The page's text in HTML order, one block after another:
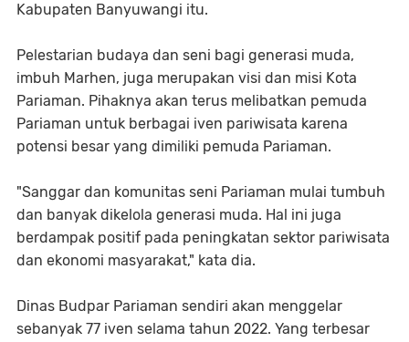
Kabupaten Banyuwangi itu.
Pelestarian budaya dan seni bagi generasi muda,
imbuh Marhen, juga merupakan visi dan misi Kota
Pariaman. Pihaknya akan terus melibatkan pemuda
Pariaman untuk berbagai iven pariwisata karena
potensi besar yang dimiliki pemuda Pariaman.
"Sanggar dan komunitas seni Pariaman mulai tumbuh
dan banyak dikelola generasi muda. Hal ini juga
berdampak positif pada peningkatan sektor pariwisata
dan ekonomi masyarakat," kata dia.
Dinas Budpar Pariaman sendiri akan menggelar
sebanyak 77 iven selama tahun 2022. Yang terbesar